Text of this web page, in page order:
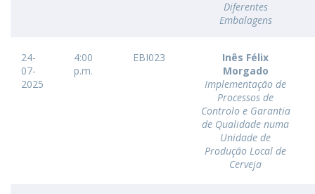
Diferentes
Embalagens
24-
07-
2025
4:00
p.m.
EBI023
Inês Félix
Morgado
Implementação de
Processos de
Controlo e Garantia
de Qualidade numa
Unidade de
Produção Local de
Cerveja